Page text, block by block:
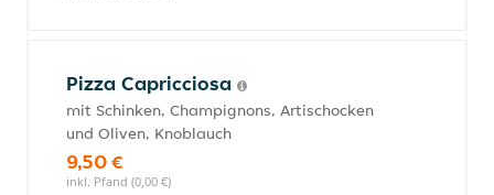
Pizza Capricciosa
mit Schinken, Champignons, Artischocken
und Oliven, Knoblauch
9,50 €
inkl. Pfand (0,00 €)